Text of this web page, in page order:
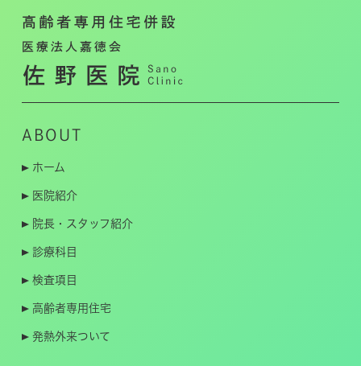
ABOUT
ホーム
医院紹介
院長・スタッフ紹介
診療科目
検査項目
高齢者専用住宅
発熱外来ついて